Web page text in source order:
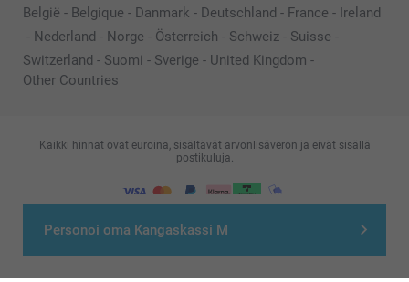
Personoi oma Kangaskassi M
België - Belgique - Danmark - Deutschland - France - Ireland
- Nederland - Norge - Österreich - Schweiz - Suisse -
Switzerland - Suomi - Sverige - United Kingdom -
Other Countries
© smartphoto group. All rights reserved
Kaikki hinnat ovat euroina, sisältävät arvonlisäveron ja eivät sisällä
postikuluja.